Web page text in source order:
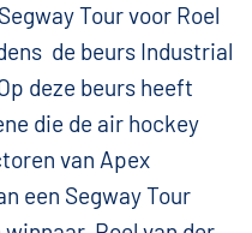
Tour voor Roel
de beurs Industrial
deze beurs heeft
die de air hockey
van Apex
een Segway Tour